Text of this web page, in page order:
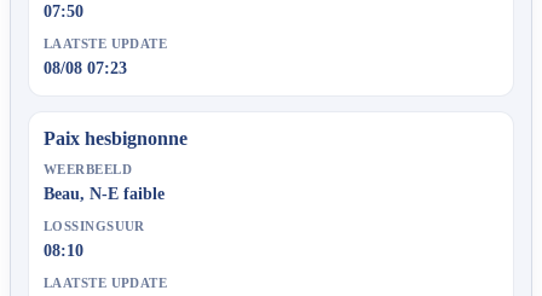
07:50
LAATSTE UPDATE
08/08 07:23
Paix hesbignonne
WEERBEELD
Beau, N-E faible
LOSSINGSUUR
08:10
LAATSTE UPDATE